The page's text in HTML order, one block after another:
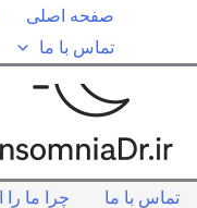
صفحه اصلی
تماس با ما
تماس با ما چرا ما را